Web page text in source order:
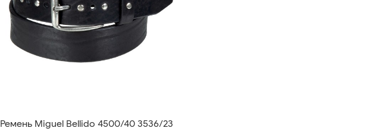
Ремень Miguel Bellido 4500/40 3536/23